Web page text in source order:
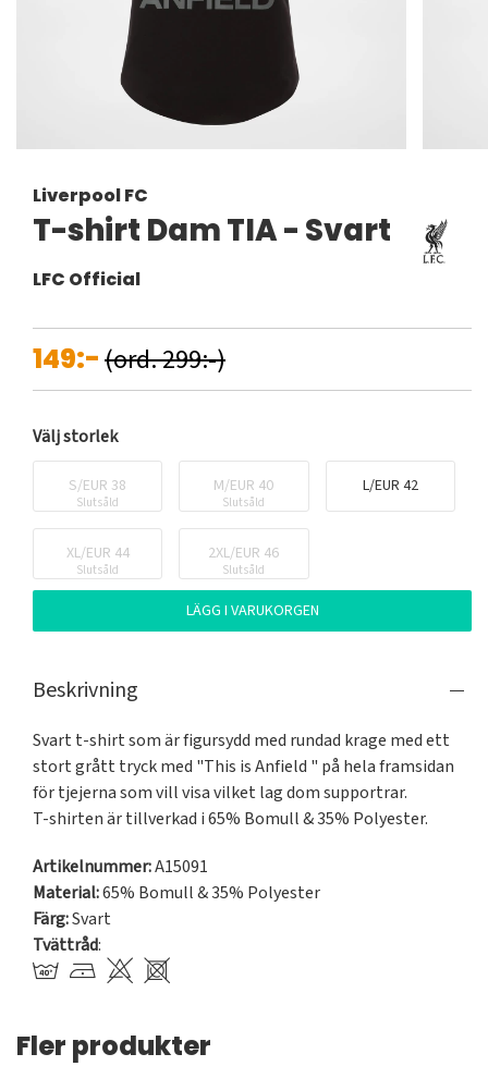
Liverpool FC
T-shirt Dam TIA - Svart
LFC Official
149:-(ord. 299:-)
Välj storlek
S/EUR 38
Slutsåld
M/EUR 40
Slutsåld
L/EUR 42
XL/EUR 44
Slutsåld
2XL/EUR 46
Slutsåld
LÄGG I VARUKORGEN
Beskrivning
Svart t-shirt som är figursydd med rundad krage med ett
stort grått tryck med "This is Anfield " på hela framsidan
för tjejerna som vill visa vilket lag dom supportrar.
T-shirten är tillverkad i 65% Bomull & 35% Polyester.
Artikelnummer:A15091
Material:65% Bomull & 35% Polyester
Färg:Svart
Tvättråd:
Fler produkter